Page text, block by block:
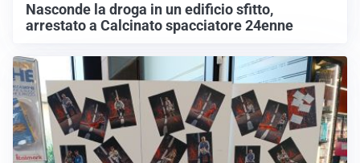
Nasconde la droga in un edificio sfitto,
arrestato a Calcinato spacciatore 24enne